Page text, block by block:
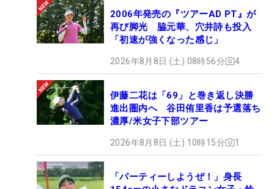
2006年発売の『ツアーAD PT』が
再び脚光 脇元華、穴井詩も投入
「初速が強くなった感じ」
2026年8月8日 (土) 08時56分 4
伊藤二花は「69」と巻き返し決勝
進出圏内へ 谷田侑里香は予選落ち
濃厚/米女子下部ツアー
2026年8月8日 (土) 10時15分 1
「パーティーしようぜ！」身長